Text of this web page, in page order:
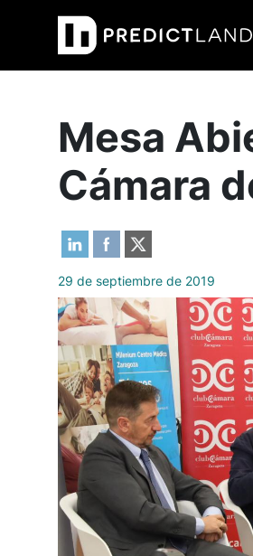
Navegación
Mesa
Cámara
29 de septiembre de 2019